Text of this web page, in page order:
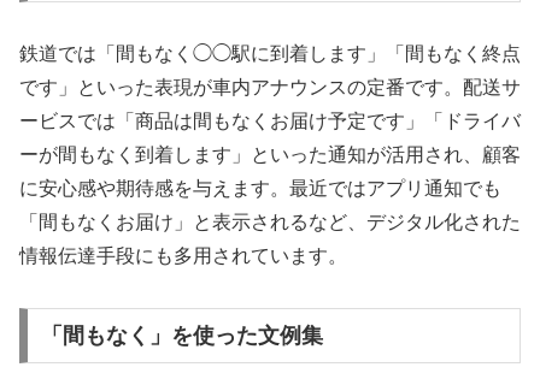
鉄道では「間もなく◯◯駅に到着します」「間もなく終点
です」といった表現が車内アナウンスの定番です。配送サ
ービスでは「商品は間もなくお届け予定です」「ドライバ
ーが間もなく到着します」といった通知が活用され、顧客
に安心感や期待感を与えます。最近ではアプリ通知でも
「間もなくお届け」と表示されるなど、デジタル化された
情報伝達手段にも多用されています。
「間もなく」を使った文例集